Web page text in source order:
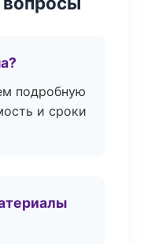
подробную
и сроки